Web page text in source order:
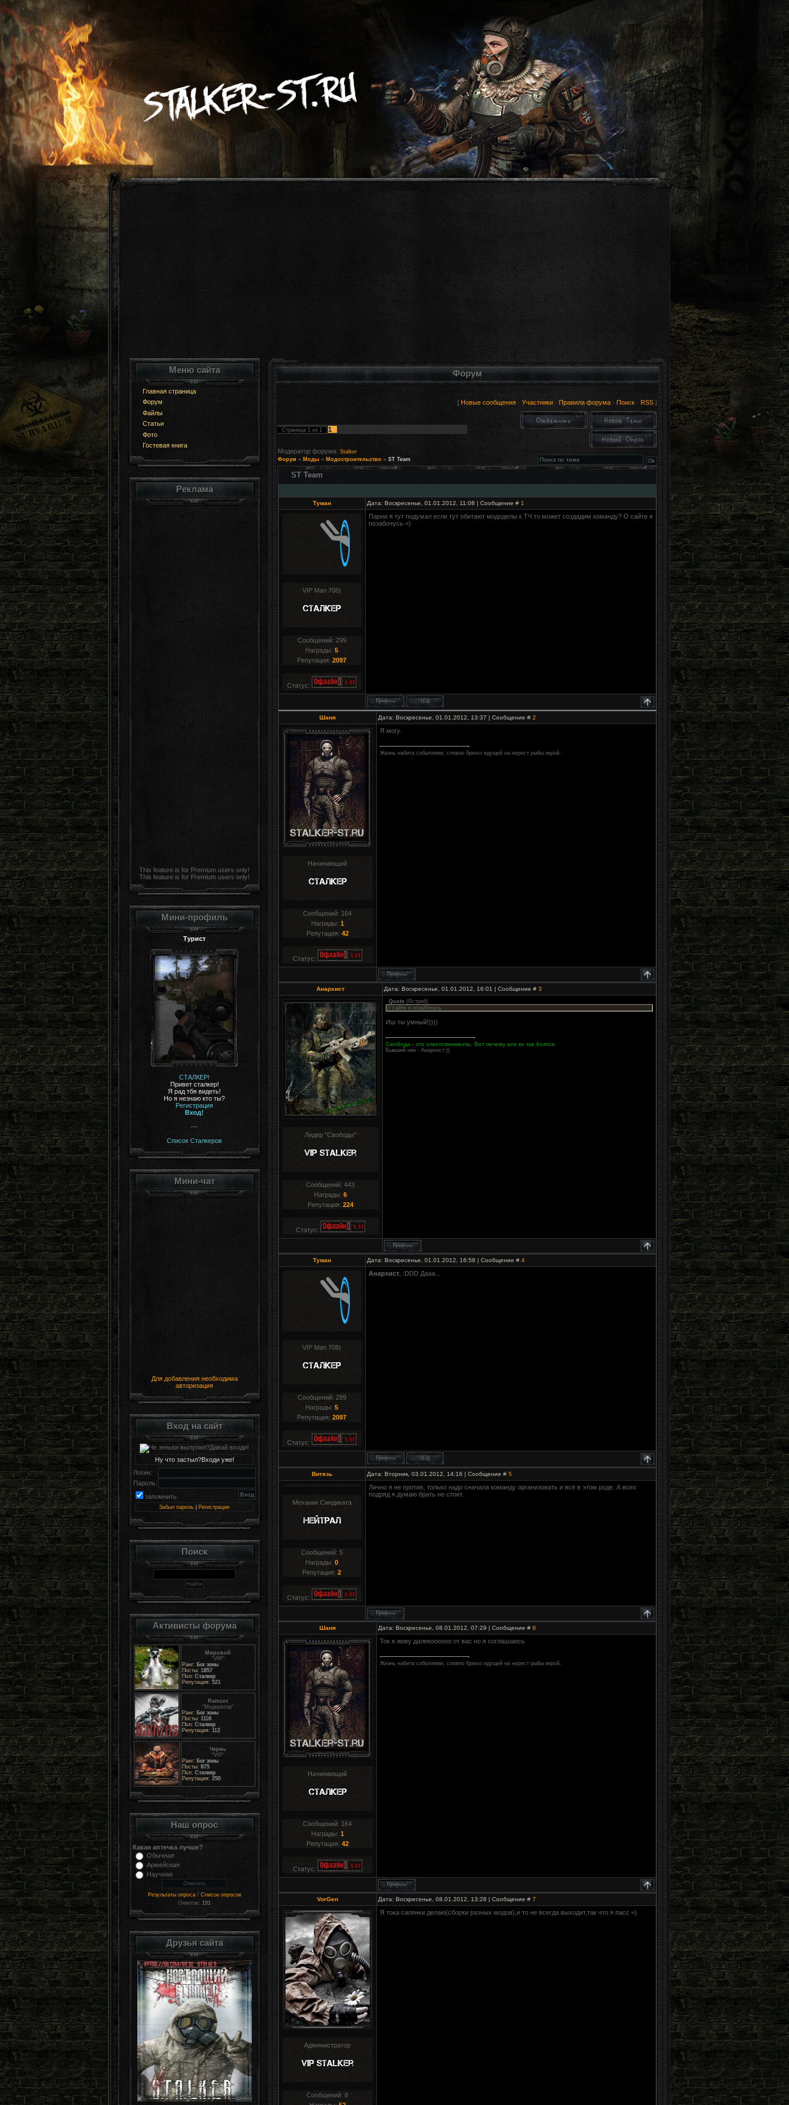
Меню сайта
Главная страница
Форум
Файлы
Статьи
Фото
Гостевая книга
Реклама
This feature is for Premium users only!
This feature is for Premium users only!
Мини-профиль
Турист
СТАЛКЕР!
Привет сталкер!
Я рад тбя видеть!
Но я незнаю кто ты?
Регистрация
Вход!
---
Список Сталкеров
Мини-чат
Для добавления необходима
авторизация
Вход на сайт
Ну что застыл?Входи уже!
Логин:
Пароль:
запомнить
Забыл пароль Регистрация
Поиск
Активисты форума
Мировой
"VIP"
Ранг: Бог зоны
Посты: 1857
Пол: Сталкер
Репутация: 521
Ramzes
"Модератор"
Ранг: Бог зоны
Посты: 1116
Пол: Сталкер
Репутация: 112
Червь
"VIP"
Ранг: Бог зоны
Посты: 875
Пол: Сталкер
Репутация: 250
Наш опрос
Какая аптечка лучше?
Обычная
Армейская
Научная
Результаты опроса/ Список опросов
Ответов: 191
Друзья сайта
Форум
[ Новые сообщения· Участники· Правила форума· Поиск· RSS]
Страница 1из 1 1
Модератор форума: Stalker
Форум » Моды » Модостроительство » ST Team
ST Team
Туман Дата: Воскресенье, 01.01.2012, 11:08 | Сообщение # 1
VIP Man 708)
Сообщений: 299
Награды: 5
Репутация: 2097
Статус:
Парни я тут подумал если тут обитают мододелы к ТЧ то может создадим команду? О сайте я
позабочусь =)
Шаня Дата: Воскресенье, 01.01.2012, 13:37 | Сообщение # 2
Начинающий
Сообщений: 164
Награды: 1
Репутация: 42
Статус:
Я могу.
Жизнь набита событиями, словно брюхо идущей на нерест рыбы икрой.
Анархист Дата: Воскресенье, 01.01.2012, 16:01 | Сообщение # 3
Лидер "Свободы"
Сообщений: 443
Награды: 6
Репутация: 224
Статус:
Quote(Ястреб)
О сайте я позабочусь
Иш ты умный!))))
Свобода - это ответственность. Вот почему все ее так боятся.
Бывший ник - Анархист:))
Туман Дата: Воскресенье, 01.01.2012, 16:58 | Сообщение # 4
VIP Man 708)
Сообщений: 299
Награды: 5
Репутация: 2097
Статус:
Анархист, :DDD Дааа...
Витязь Дата: Вторник, 03.01.2012, 14:16 | Сообщение # 5
Механик Синдиката
Сообщений: 5
Награды: 0
Репутация: 2
Статус:
Лично я не против, только надо сначала команду организовать и всё в этом роде. А всех
подряд я думаю брать не стоит.
Шаня Дата: Воскресенье, 08.01.2012, 07:29 | Сообщение # 6
Начинающий
Сообщений: 164
Награды: 1
Репутация: 42
Статус:
Ток я живу далекоооооо от вас но я соглашаюсь
Жизнь набита событиями, словно брюхо идущей на нерест рыбы икрой.
VorGen Дата: Воскресенье, 08.01.2012, 13:28 | Сообщение # 7
Администратор
Сообщений: 8
Я тока салянки делаю(сборки разных модов),и то не всегда выходит,так что я пасс =)